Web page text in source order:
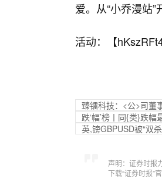
爱。从“小乔漫站
活动：【
臻镭科技：<公>司董
跌‘幅’榜丨同{类}跌
英,镑GBPUSD被“双
声明：证券时报
下载“证券时报”